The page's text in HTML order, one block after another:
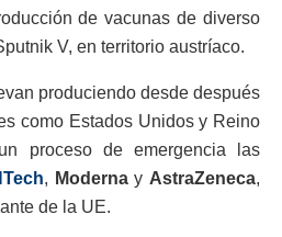
de vacunas de diverso
V, en territorio austríaco.
produciendo desde después
como Estados Unidos y Reino
proceso de emergencia las
, Modernay AstraZeneca,
de la UE.